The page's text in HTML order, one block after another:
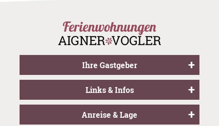
Ihre Gastgeber
Links & Infos
Anreise & Lage